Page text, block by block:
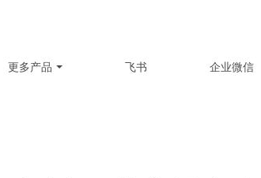
更多产品 飞书 企业微信